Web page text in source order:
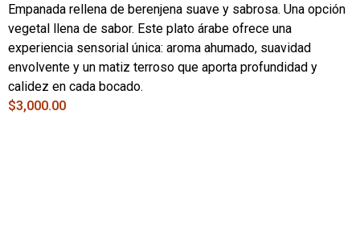
Empanada rellena de berenjena suave y sabrosa. Una opción
vegetal llena de sabor. Este plato árabe ofrece una
experiencia sensorial única: aroma ahumado, suavidad
envolvente y un matiz terroso que aporta profundidad y
calidez en cada bocado.
$3,000.00